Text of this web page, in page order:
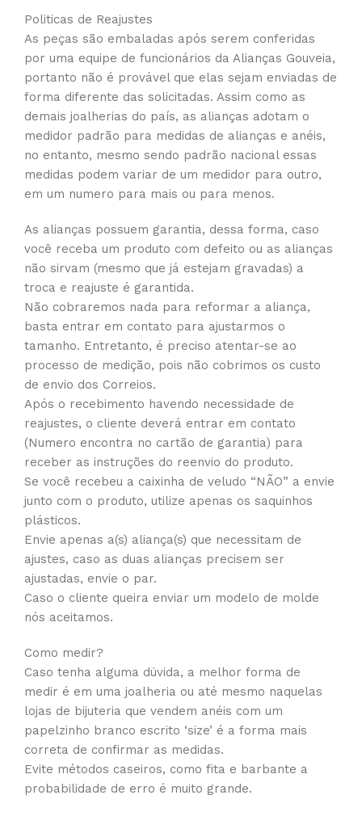
Politicas de Reajustes
As peças são embaladas após serem conferidas
por uma equipe de funcionários da Alianças Gouveia,
portanto não é provável que elas sejam enviadas de
forma diferente das solicitadas. Assim como as
demais joalherias do país, as alianças adotam o
medidor padrão para medidas de alianças e anéis,
no entanto, mesmo sendo padrão nacional essas
medidas podem variar de um medidor para outro,
em um numero para mais ou para menos.
As alianças possuem garantia, dessa forma, caso
você receba um produto com defeito ou as alianças
não sirvam (mesmo que já estejam gravadas) a
troca e reajuste é garantida.
Não cobraremos nada para reformar a aliança,
basta entrar em contato para ajustarmos o
tamanho. Entretanto, é preciso atentar-se ao
processo de medição, pois não cobrimos os custo
de envio dos Correios.
Após o recebimento havendo necessidade de
reajustes, o cliente deverá entrar em contato
(Numero encontra no cartão de garantia) para
receber as instruções do reenvio do produto.
Se você recebeu a caixinha de veludo “NÃO” a envie
junto com o produto, utilize apenas os saquinhos
plásticos.
Envie apenas a(s) aliança(s) que necessitam de
ajustes, caso as duas alianças precisem ser
ajustadas, envie o par.
Caso o cliente queira enviar um modelo de molde
nós aceitamos.
Como medir?
Caso tenha alguma dúvida, a melhor forma de
medir é em uma joalheria ou até mesmo naquelas
lojas de bijuteria que vendem anéis com um
papelzinho branco escrito ‘size’ é a forma mais
correta de confirmar as medidas.
Evite métodos caseiros, como fita e barbante a
probabilidade de erro é muito grande.